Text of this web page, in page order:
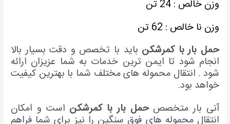
خالص : 24 تن
نا خالص : 62 تن
بار با کمرشکنباید با تخصص و دقت بسیار بالا
شود تا ایمن ترین خدمات به شما عزیزان ارائه
. انتقال محموله های مختلف شما با بهترین کیفیت
بود.
بار متخصصحمل بار با کمرشکناست و امکان
محموله های فوق سنگین را نیز برای شما فراهم